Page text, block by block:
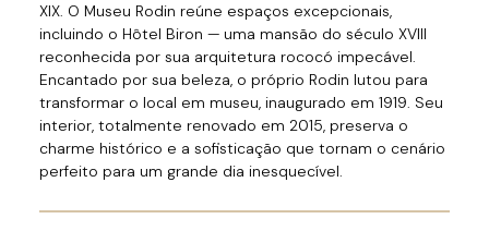
XIX. O Museu Rodin reúne espaços excepcionais,
incluindo o Hôtel Biron — uma mansão do século XVIII
reconhecida por sua arquitetura rococó impecável.
Encantado por sua beleza, o próprio Rodin lutou para
transformar o local em museu, inaugurado em 1919. Seu
interior, totalmente renovado em 2015, preserva o
charme histórico e a sofisticação que tornam o cenário
perfeito para um grande dia inesquecível.